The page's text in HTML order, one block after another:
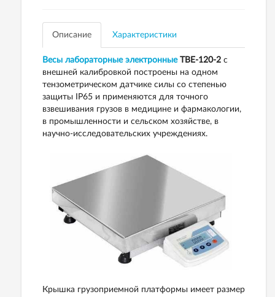
Описание Характеристики
Весы лабораторные электронныеТВЕ-120-2 с
внешней калибровкой построены на одном
тензометрическом датчике силы со степенью
защиты ІР65 и применяются для точного
взвешивания грузов в медицине и фармакологии,
в промышленности и сельском хозяйстве, в
научно-исследовательских учреждениях.
Крышка грузоприемной платформы имеет размер